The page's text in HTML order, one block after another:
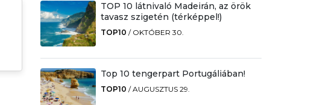
TOP 10 látnivaló Madeirán, az örök
tavasz szigetén (térképpel!)
TOP10 / OKTÓBER 30.
Top 10 tengerpart Portugáliában!
TOP10 /AUGUSZTUS 29.